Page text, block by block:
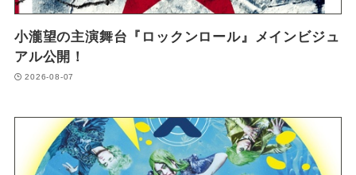
小瀧望の主演舞台『ロックンロール』メインビジュ
アル公開！
2026-08-07